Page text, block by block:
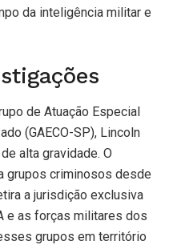
da inteligência militar e
de Atuação Especial
(GAECO-SP), Lincoln
alta gravidade. O
grupos criminosos desde
a jurisdição exclusiva
e as forças militares dos
grupos em território